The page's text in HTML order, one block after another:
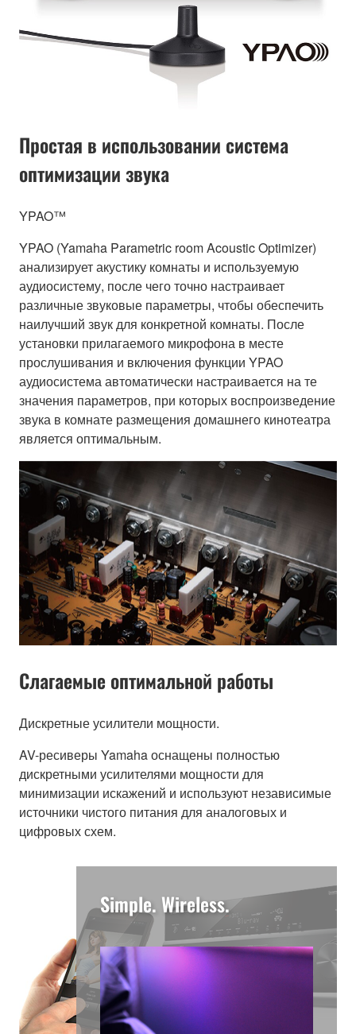
Простая в использовании система
оптимизации звука
YPAO™
YPAO (Yamaha Parametric room Acoustic Optimizer)
анализирует акустику комнаты и используемую
аудиосистему, после чего точно настраивает
различные звуковые параметры, чтобы обеспечить
наилучший звук для конкретной комнаты. После
установки прилагаемого микрофона в месте
прослушивания и включения функции YPAO
аудиосистема автоматически настраивается на те
значения параметров, при которых воспроизведение
звука в комнате размещения домашнего кинотеатра
является оптимальным.
Слагаемые оптимальной работы
Дискретные усилители мощности.
AV-ресиверы Yamaha оснащены полностью
дискретными усилителями мощности для
минимизации искажений и используют независимые
источники чистого питания для аналоговых и
цифровых схем.
Simple. Wireless.